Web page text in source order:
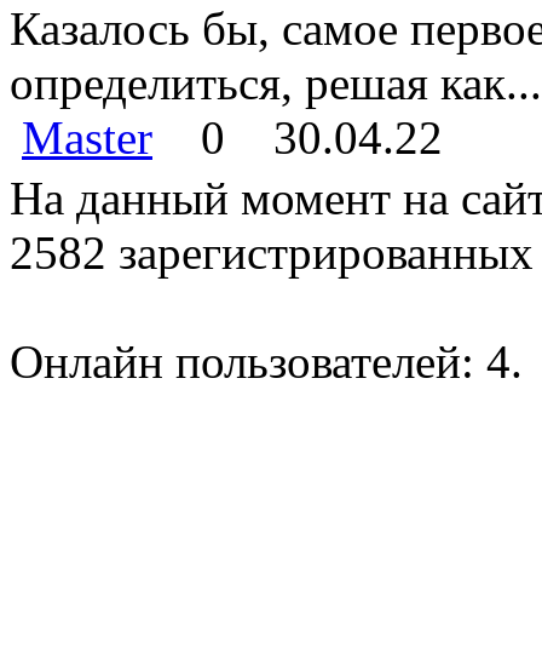
Казалось бы, самое
определиться, решая как...
Master
0
30.04.22
На данный момент на
2582 зарегистрированных
Онлайн пользователей: 4.